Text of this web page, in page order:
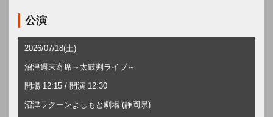
公演
2026/07/18(土)
沼津週末寄席～太鼓判ライブ～
開場 12:15 / 開演 12:30
沼津ラクーンよしもと劇場 (静岡県)